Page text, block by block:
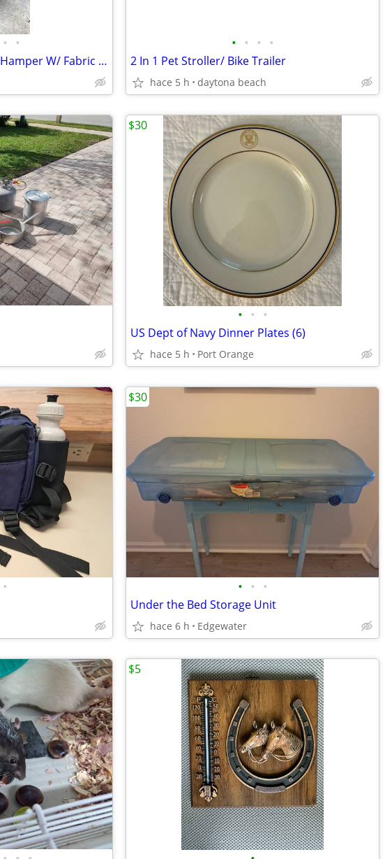
• •
Metal Scrollwork Laundry Hamper W/ Fabric Liner
• • • •
2 In 1 Pet Stroller/ Bike Trailer
hace 5 h daytona beach
• • •
US Dept of Navy Dinner Plates (6)
hace 5 h Port Orange
$30
• • • •
Under the Bed Storage Unit
hace 6 h Edgewater
$30
$5